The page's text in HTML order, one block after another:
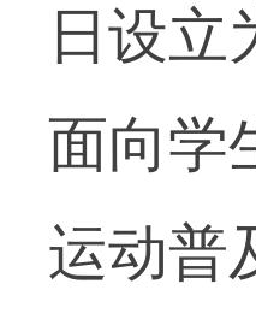
日设立
面向学
运动普